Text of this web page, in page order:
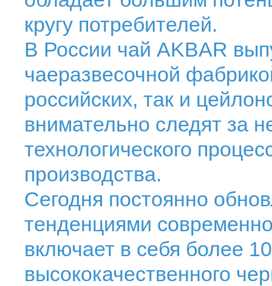
кругу потребителей.
В России чай AKBAR
чаеразвесочной
российских, так и
внимательно следят за
технологического
производства.
Сегодня постоянно
тенденциями
включает в себя более
высококачественного